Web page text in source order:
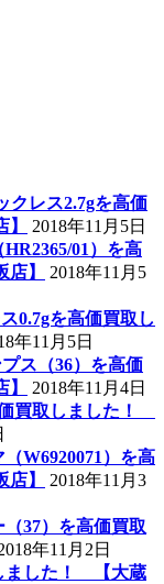
クレス2.7gを高価
2018年11月5日
01）を高
】
2018年11月5
0.7gを高価買取し
年11月5日
ス（36）を高価
2018年11月4日
買取しました！
W6920071）を高
】
2018年11月3
37）を高価買取
年11月2日
ました！ 【大蔵